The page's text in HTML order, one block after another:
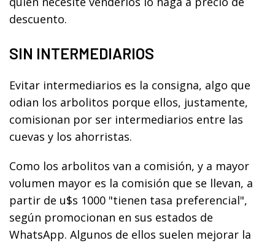
descuento.
SIN INTERMEDIARIOS
Evitar intermediarios es la consigna, algo que
odian los arbolitos porque ellos, justamente,
comisionan por ser intermediarios entre las
cuevas y los ahorristas.
Como los arbolitos van a comisión, y a mayor
volumen mayor es la comisión que se llevan, a
partir de u$s 1000 "tienen tasa preferencial",
según promocionan en sus estados de
WhatsApp. Algunos de ellos suelen mejorar la